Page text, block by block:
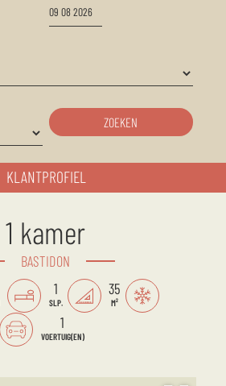
ZOEKEN
KLANTPROFIEL
1 kamer
BASTIDON
1
SLP.
35
M²
1
VOERTUIG(EN)